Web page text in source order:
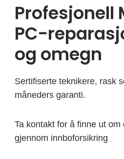
Profesjonell
PC-
og omegn
Sertifiserte teknikere, rask
måneders garanti.
Ta kontakt for å finne ut om
gjennom innboforsikring